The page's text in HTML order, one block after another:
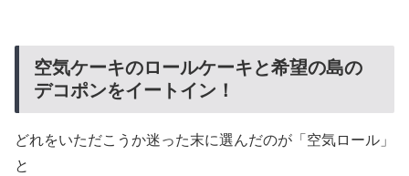
空気ケーキのロールケーキと希望の島の
デコポンをイートイン！
どれをいただこうか迷った末に選んだのが「空気ロール」
と